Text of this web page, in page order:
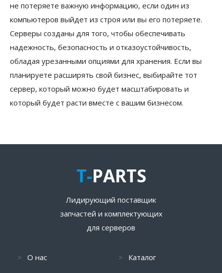
не потеряете важную информацию, если один из
компьютеров выйдет из строя или вы его потеряете.
Серверы созданы для того, чтобы обеспечивать
надежность, безопасность и отказоустойчивость,
обладая урезанными опциями для хранения. Если вы
планируете расширять свой бизнес, выбирайте тот
сервер, который можно будет масштабировать и
который будет расти вместе с вашим бизнесом.
T-PARTS
Лидирующий поставщик
запчастей и комплектующих
для серверов
О нас
Каталог